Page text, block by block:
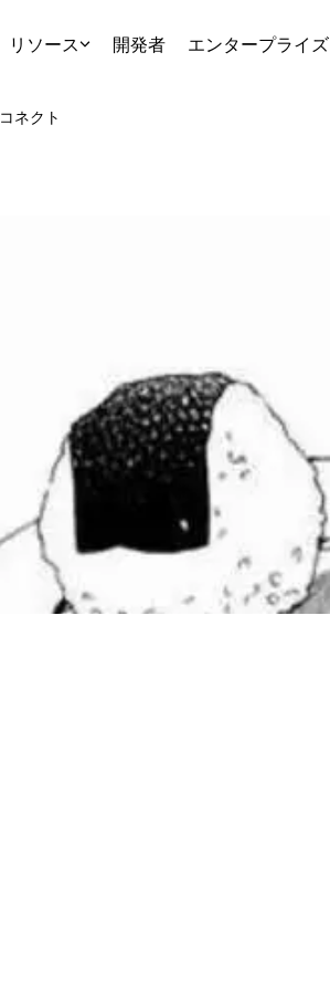
リソース 開発者 エンタープライズ
コネクト